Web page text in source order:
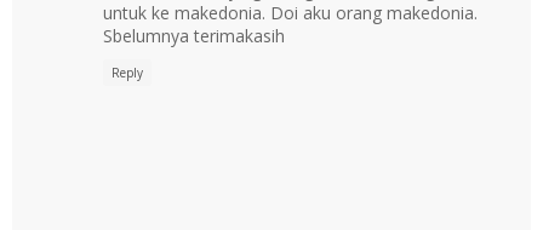
untuk ke makedonia. Doi aku orang makedonia.
Sbelumnya terimakasih
Reply